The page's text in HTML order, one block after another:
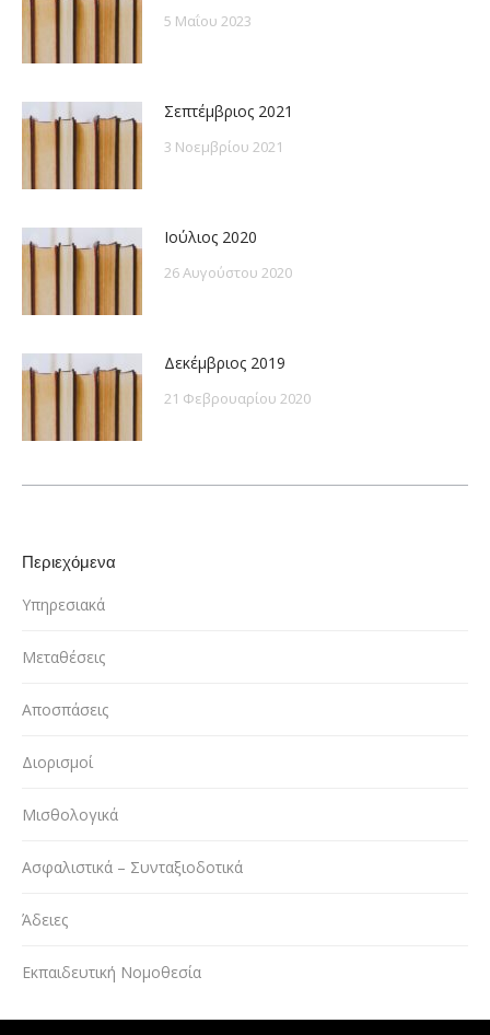
5 Μαΐου 2023
Σεπτέμβριος 2021
3 Νοεμβρίου 2021
Ιούλιος 2020
26 Αυγούστου 2020
Δεκέμβριος 2019
21 Φεβρουαρίου 2020
Περιεχόμενα
Υπηρεσιακά
Μεταθέσεις
Αποσπάσεις
Διορισμοί
Μισθολογικά
Ασφαλιστικά – Συνταξιοδοτικά
Άδειες
Εκπαιδευτική Νομοθεσία